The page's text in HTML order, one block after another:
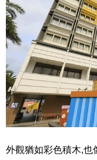
外觀猶如彩色積木,也